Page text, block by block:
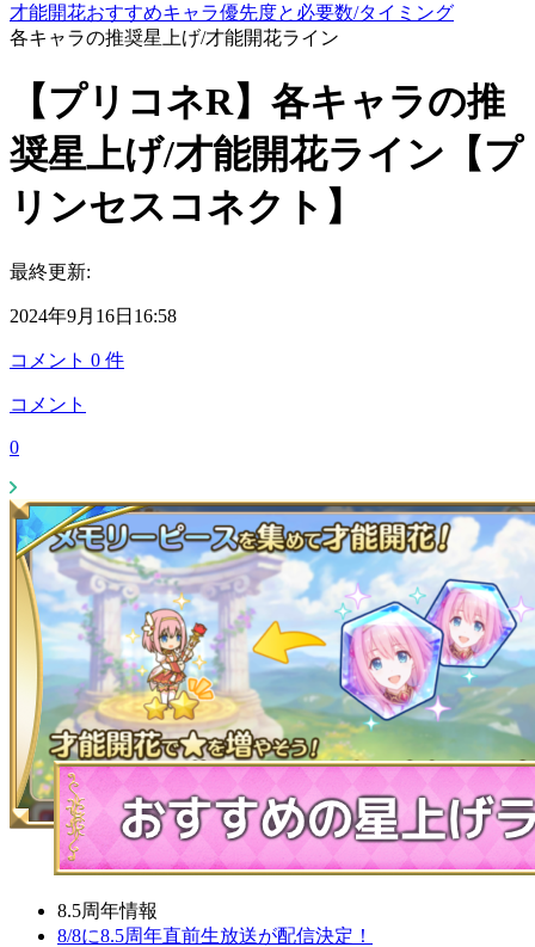
才能開花おすすめキャラ優先度と必要数/タイミング
各キャラの推奨星上げ/才能開花ライン
【プリコネR】各キャラの推
奨星上げ/才能開花ライン【プ
リンセスコネクト】
最終更新:
2024年9月16日16:58
コメント 0 件
コメント
0
8.5周年情報
8/8に8.5周年直前生放送が配信決定！